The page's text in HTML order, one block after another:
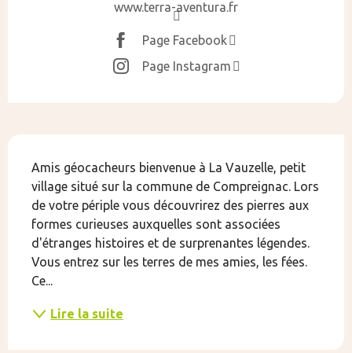
www.terra-aventura.fr
Page Facebook
Page Instagram
Amis géocacheurs bienvenue à La Vauzelle, petit
village situé sur la commune de Compreignac. Lors
de votre périple vous découvrirez des pierres aux
formes curieuses auxquelles sont associées
d'étranges histoires et de surprenantes légendes.
Vous entrez sur les terres de mes amies, les fées.
Ce...
Lire la suite